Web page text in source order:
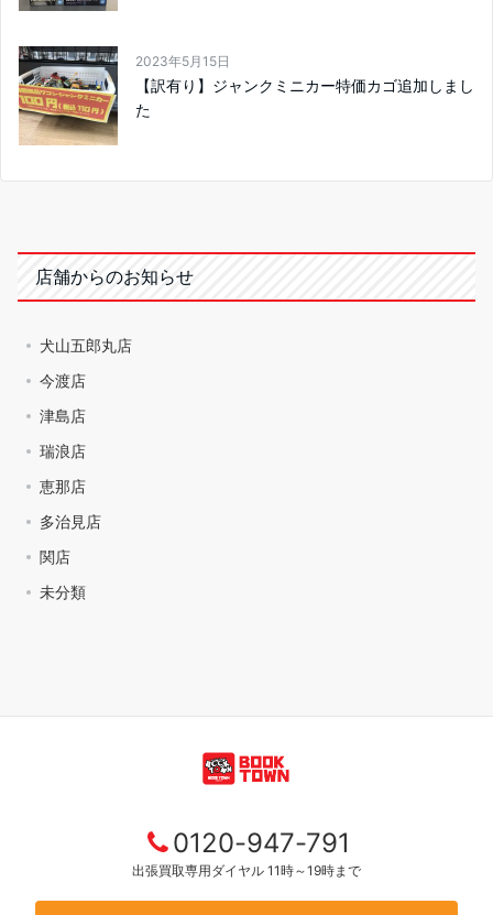
2023年5月15日
【訳有り】ジャンクミニカー特価カゴ追加しまし
た
店舗からのお知らせ
犬山五郎丸店
今渡店
津島店
瑞浪店
恵那店
多治見店
関店
未分類
0120-947-791
出張買取専用ダイヤル 11時～19時まで